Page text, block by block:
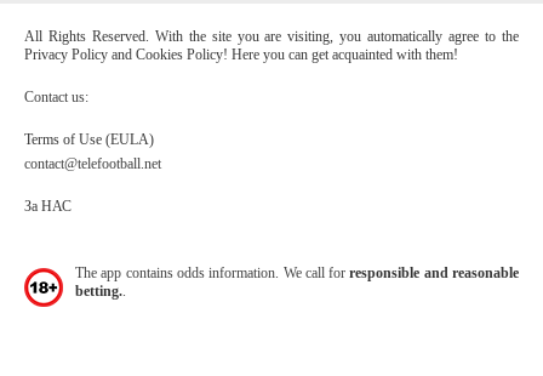
All Rights Reserved. With the site you are visiting, you automatically agree to the
Privacy Policy and Cookies Policy! Here you can get acquainted with them!
Contact us:
Terms of Use (EULA)
contact@telefootball.net
За НАС
The app contains odds information. We call forresponsible and reasonable
betting.